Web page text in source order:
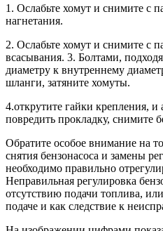
1. Ослабьте хомут и снимите с
нагнетания.
2. Ослабьте хомут и снимите с
всасывания. 3. Болтами,
диаметру к внутреннему
шланги, затяните хомуты.
4.открутите гайки крепления, и
повредить прокладку, снимите
Обратите особое внимание на
снятия бензонасоса и замены
необходимо правильно
Неправильная регулировка
отсутствию подачи топлива,
подаче и как следствие к